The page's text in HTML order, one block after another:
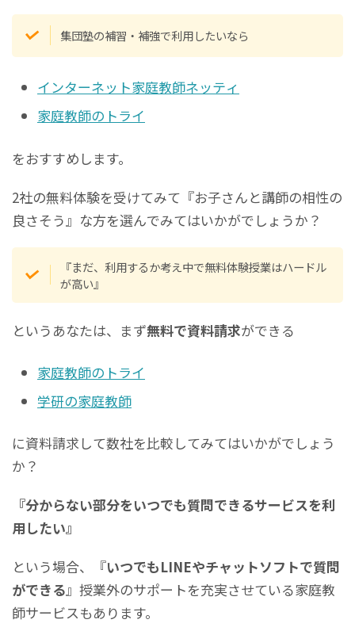
集団塾の補習・補強で利用したいなら
インターネット家庭教師ネッティ
家庭教師のトライ
をおすすめします。
2社の無料体験を受けてみて『お子さんと講師の相性の
良さそう』な方を選んでみてはいかがでしょうか？
『まだ、利用するか考え中で無料体験授業はハードル
が高い』
というあなたは、まず無料で資料請求ができる
家庭教師のトライ
学研の家庭教師
に資料請求して数社を比較してみてはいかがでしょう
か？
『分からない部分をいつでも質問できるサービスを利
用したい』
という場合、『いつでもLINEやチャットソフトで質問
ができる』授業外のサポートを充実させている家庭教
師サービスもあります。